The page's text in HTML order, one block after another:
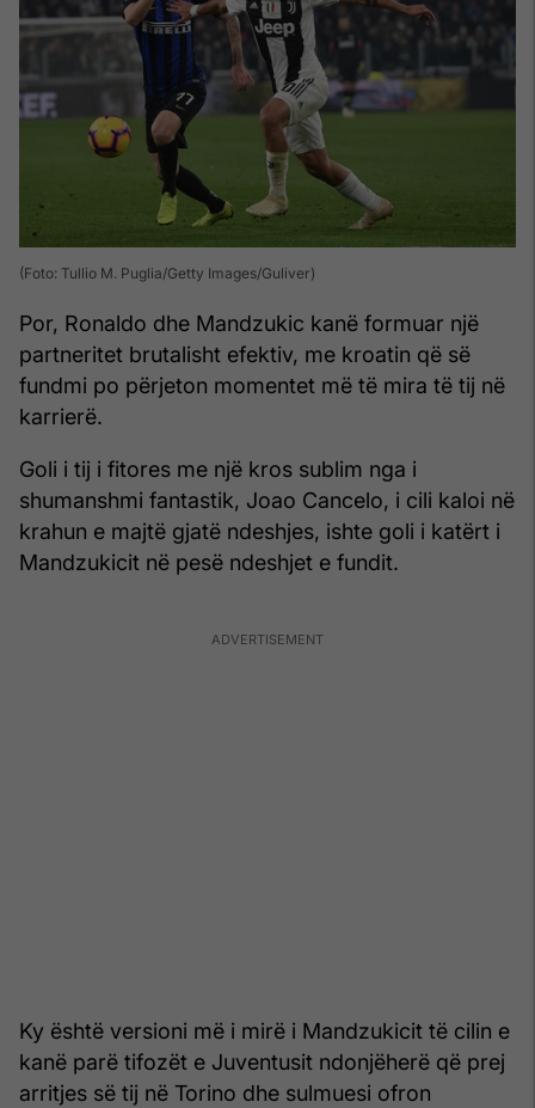
(Foto: Tullio M. Puglia/Getty Images/Guliver)
Por, Ronaldo dhe Mandzukic kanë formuar një
partneritet brutalisht efektiv, me kroatin që së
fundmi po përjeton momentet më të mira të tij në
karrierë.
Goli i tij i fitores me një kros sublim nga i
shumanshmi fantastik, Joao Cancelo, i cili kaloi në
krahun e majtë gjatë ndeshjes, ishte goli i katërt i
Mandzukicit në pesë ndeshjet e fundit.
Ky është versioni më i mirë i Mandzukicit të cilin e
kanë parë tifozët e Juventusit ndonjëherë që prej
arritjes së tij në Torino dhe sulmuesi ofron